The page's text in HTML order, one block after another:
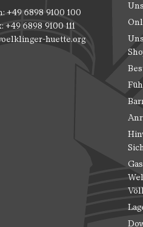
+49 6898 9100 100
+49 6898 9100 111
huette.org